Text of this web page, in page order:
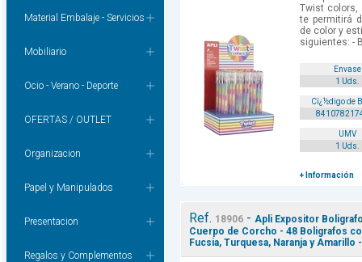
Material Embalaje - Servicios
Mobiliario
Ocio - Verano - Deporte
OFERTAS / OUTLET
Organizacion
Papel y Manipulados
Presentacion
Regalos y Complementos
Twist colors,
te permitirá
de color y
siguientes: -
Envase
1 Uds.
Cï¿½digo de
UMV
1 Uds.
+ Información
Ref. 18906- Apli Expositor
Cuerpo de Corcho - 48 Boligrafos
Fucsia, Turquesa, Naranja y